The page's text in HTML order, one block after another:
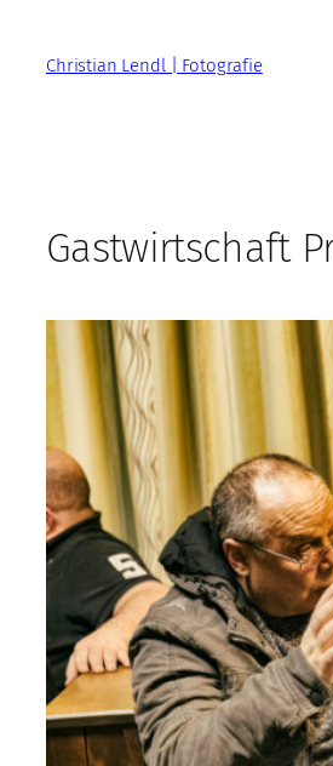
springenChristian Lendl | Fotografie
Gastwirtschaft